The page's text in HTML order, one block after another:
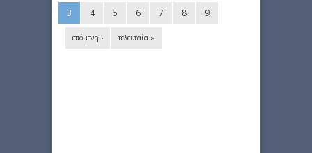
3 4 5 6 7 8 9
επόμενη › τελευταία »